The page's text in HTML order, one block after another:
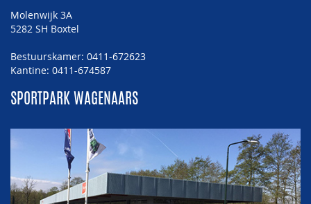
Molenwijk 3A
5282 SH Boxtel
Bestuurskamer: 0411-672623
Kantine: 0411-674587
SPORTPARK WAGENAARS